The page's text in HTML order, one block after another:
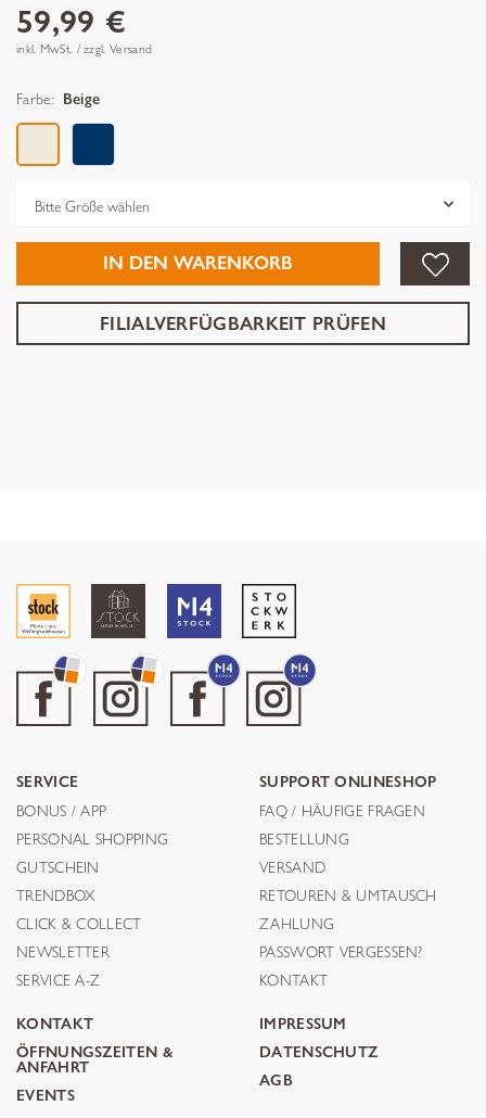
59,99 €
inkl. MwSt. / zzgl. Versand
Farbe: Beige
IN DEN WARENKORB
FILIALVERFÜGBARKEIT PRÜFEN
SERVICE
BONUS / APP
PERSONAL SHOPPING
GUTSCHEIN
TRENDBOX
CLICK & COLLECT
NEWSLETTER
SERVICE A-Z
SUPPORT ONLINESHOP
FAQ / HÄUFIGE FRAGEN
BESTELLUNG
VERSAND
RETOUREN & UMTAUSCH
ZAHLUNG
PASSWORT VERGESSEN?
KONTAKT
KONTAKT
ÖFFNUNGSZEITEN &
ANFAHRT
EVENTS
IMPRESSUM
DATENSCHUTZ
AGB